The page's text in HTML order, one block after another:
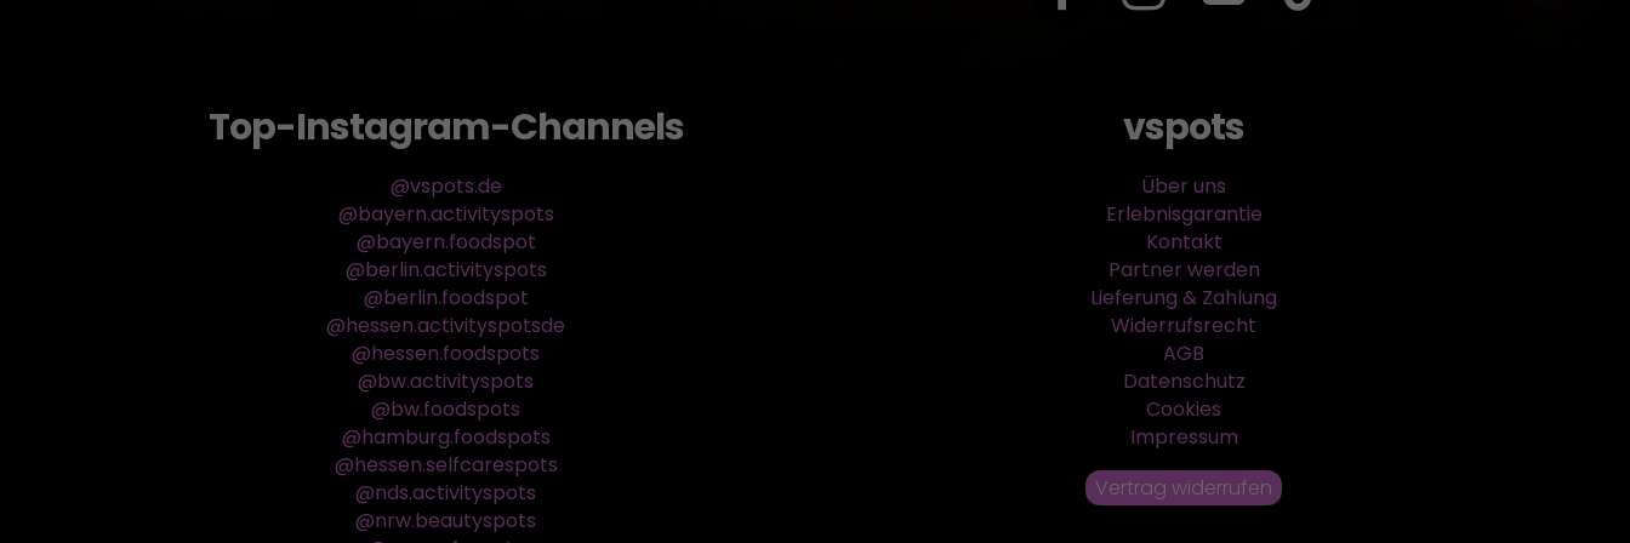
Top-Instagram-Channels
@vspots.de
@bayern.activityspots
@bayern.foodspot
@berlin.activityspots
@berlin.foodspot
@hessen.activityspotsde
@hessen.foodspots
@bw.activityspots
@bw.foodspots
@hamburg.foodspots
@hessen.selfcarespots
@nds.activityspots
@nrw.beautyspots
vspots
Über uns
Erlebnisgarantie
Kontakt
Partner werden
Lieferung & Zahlung
Widerrufsrecht
AGB
Datenschutz
Cookies
Impressum
Vertrag widerrufen